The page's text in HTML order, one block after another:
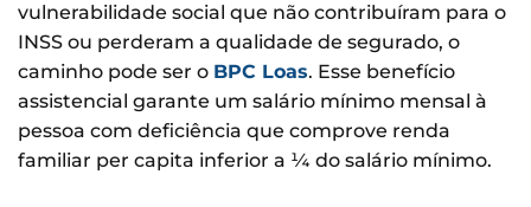
vulnerabilidade social que não contribuíram para o
INSS ou perderam a qualidade de segurado, o
caminho pode ser o BPC Loas. Esse benefício
assistencial garante um salário mínimo mensal à
pessoa com deficiência que comprove renda
familiar per capita inferior a ¼ do salário mínimo.